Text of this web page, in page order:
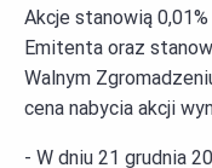
Akcje stanowią
Emitenta oraz
Walnym
cena nabycia akcji
- W dniu 21 grudnia